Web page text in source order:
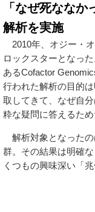
「なぜ死なな
解析を実施
2010年、オジー・
ロックスターとなっ
あるCofactor
行われた解析の目的
取してきて、なぜ自
粋な疑問に答えるため
解析対象となったの
群。その結果は明確
くつもの興味深い「